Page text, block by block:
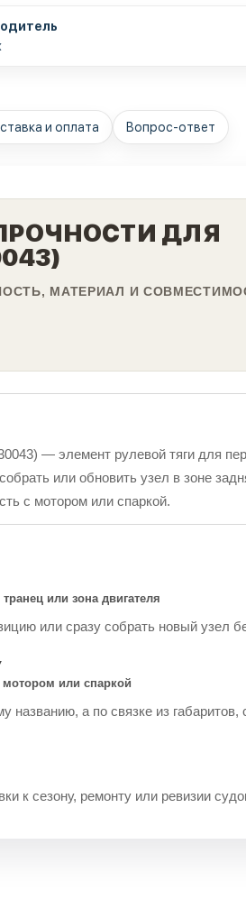
и оплата Вопрос-ответ
ДЛЯ
МАТЕРИАЛ И
— элемент рулевой тяги для
или обновить узел в зоне
с мотором или спаркой.
или зона двигателя
или сразу собрать новый узел
мотором или спаркой
а по связке из
к сезону, ремонту или ревизии